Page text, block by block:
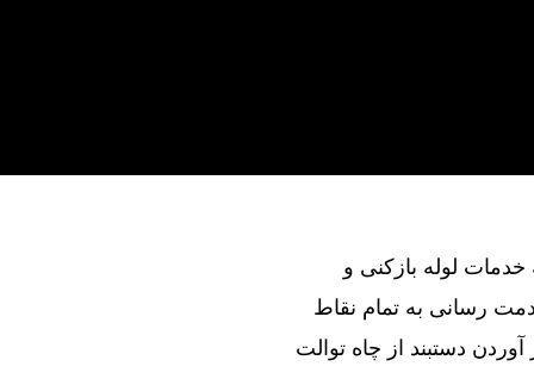
در ارائه خدمات لوله بازکنی و
رسانی به تمام نقاط
آوردن دستبند از چاه توالت